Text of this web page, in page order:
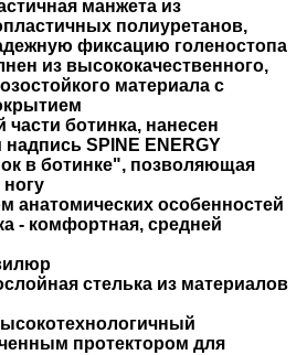
манжета из
полиуретанов,
фиксацию голеностопа
из высококачественного,
материала с
ботинка, нанесен
SPINE ENERGY
в ботинке", позволяющая
анатомических особенностей
- комфортная, средней
стелька из материалов
протектором для